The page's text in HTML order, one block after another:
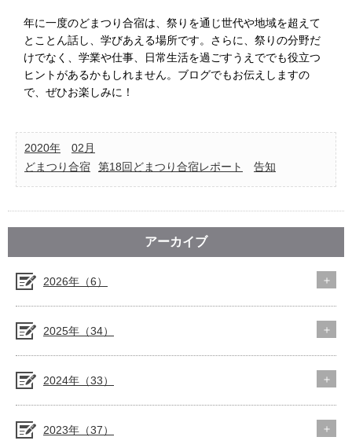
年に一度のどまつり合宿は、祭りを通じ世代や地域を超えて
とことん話し、学びあえる場所です。さらに、祭りの分野だ
けでなく、学業や仕事、日常生活を過ごすうえででも役立つ
ヒントがあるかもしれません。ブログでもお伝えしますの
で、ぜひお楽しみに！
2020年
02月
どまつり合宿
第18回どまつり合宿レポート 告知
アーカイブ
2026年（6）
2025年（34）
2024年（33）
2023年（37）